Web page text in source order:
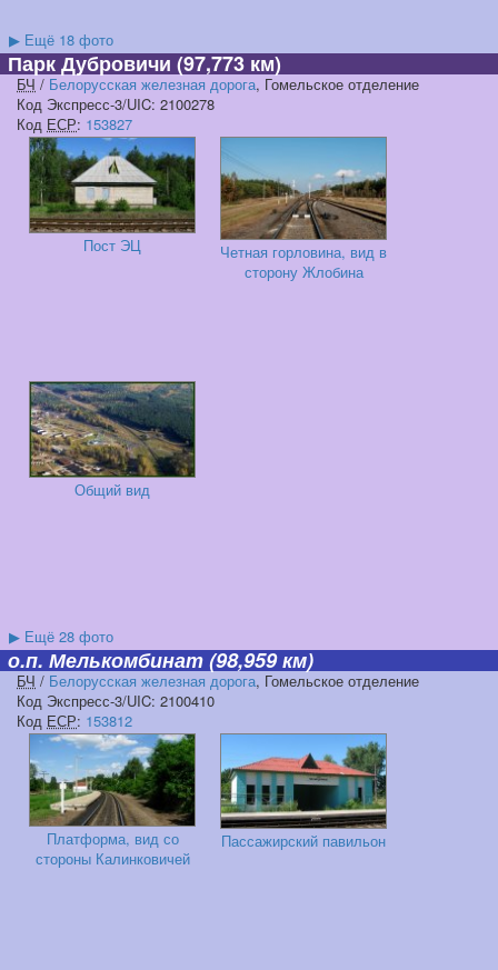
▶ Ещё 18 фото
Парк Дубровичи(97,773 км)
БЧ / Белорусская железная дорога, Гомельское отделение
Код Экспресс-3/UIC: 2100278
Код ЕСР: 153827
Пост ЭЦ
Четная горловина, вид в
сторону Жлобина
Общий вид
▶ Ещё 28 фото
о.п. Мелькомбинат(98,959 км)
БЧ / Белорусская железная дорога, Гомельское отделение
Код Экспресс-3/UIC: 2100410
Код ЕСР: 153812
Платформа, вид со
стороны Калинковичей
Пассажирский павильон